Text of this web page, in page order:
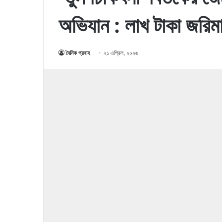
অভিযান : লাখ টাকা
দৈনিক প্রবাহ ২১ এপ্রিল, ২০২৬